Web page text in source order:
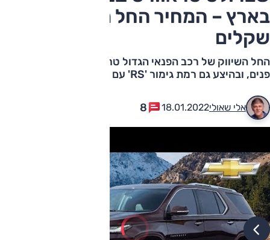
שקלים
החל השיווק של רכב הפנאי הגדול טראוורס לאחר מתיחת
פנים, ובהיצע גם רמת גימור 'RS' עם הופעה ספורטיבית
אלי שאולי18.01.2022
8